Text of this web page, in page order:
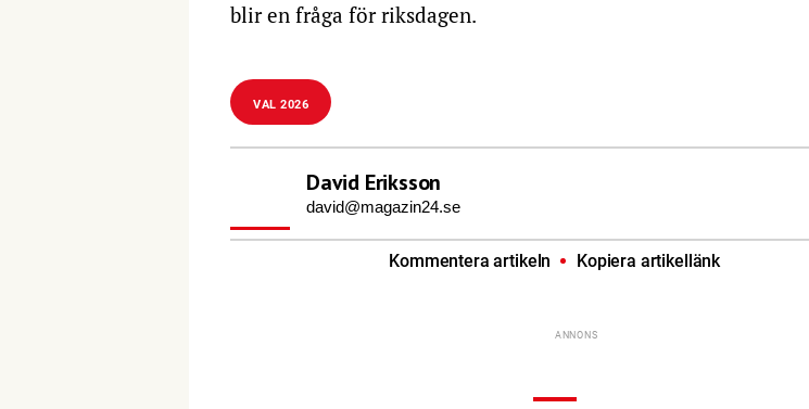
blir en fråga för riksdagen.
VAL 2026
David Eriksson
david@magazin24.se
Kommentera artikeln Kopiera artikellänk